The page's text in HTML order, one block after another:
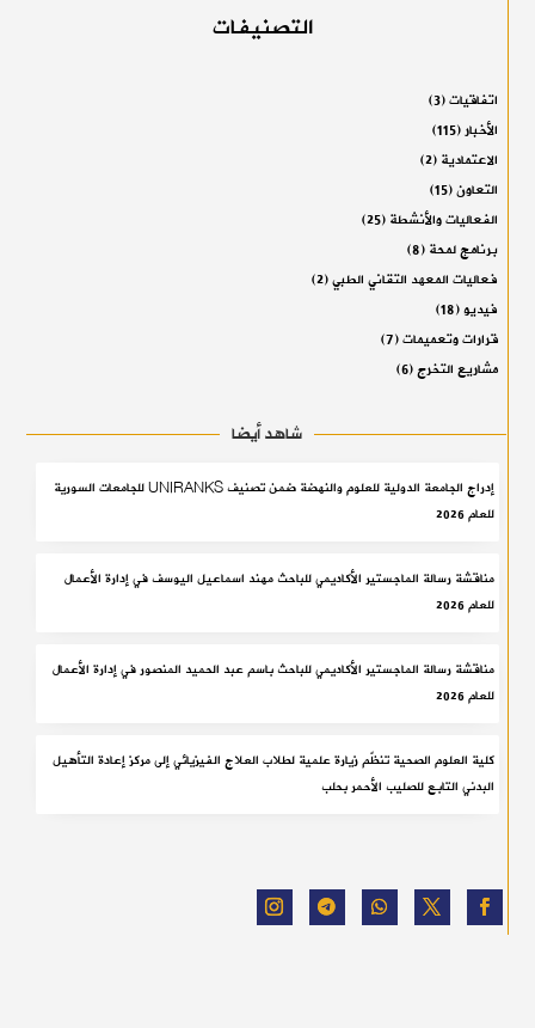
التصنيفات
اتفاقيات(3)
الأخبار(115)
الاعتمادية(2)
التعاون(15)
الفعاليات والأنشطة(25)
برنامج لمحة(8)
فعاليات المعهد التقاني الطبي(2)
فيديو(18)
قرارات وتعميمات(7)
مشاريع التخرج(6)
شاهد أيضا
إدراج الجامعة الدولية للعلوم والنهضة ضمن تصنيف UNIRANKS للجامعات السورية
للعام 2026
مناقشة رسالة الماجستير الأكاديمي للباحث مهند اسماعيل اليوسف في إدارة الأعمال
للعام 2026
مناقشة رسالة الماجستير الأكاديمي للباحث باسم عبد الحميد المنصور في إدارة الأعمال
للعام 2026
كلية العلوم الصحية تنظّم زيارة علمية لطلاب العلاج الفيزيائي إلى مركز إعادة التأهيل
البدني التابع للصليب الأحمر بحلب